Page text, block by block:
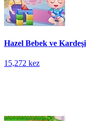
Hazel Bebek ve Kardeşi
15,272 kez